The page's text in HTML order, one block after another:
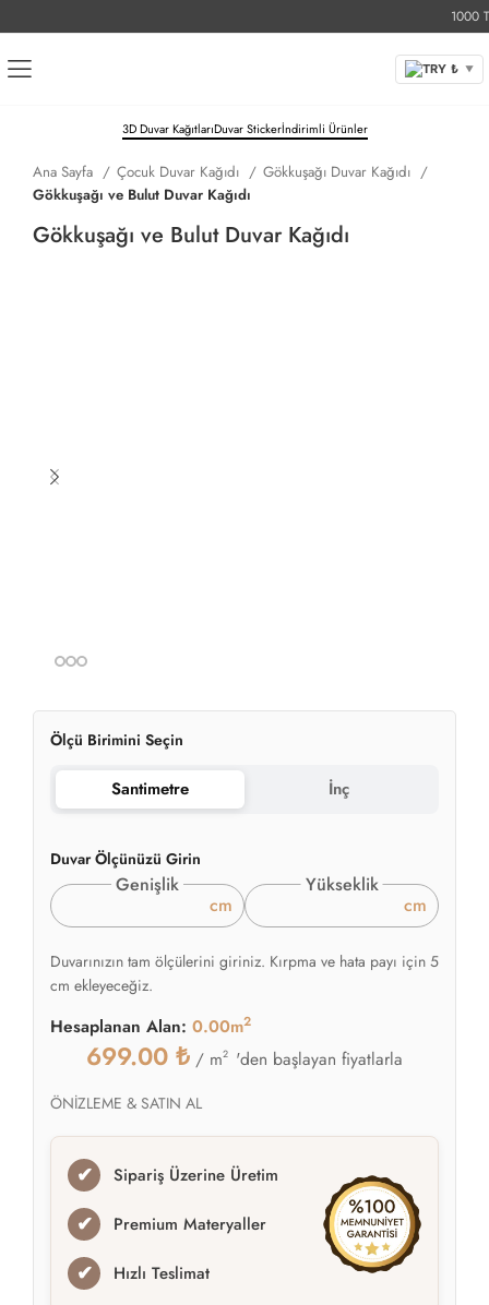
1000
TRY ₺ ▼
3D Duvar KağıtlarıDuvar Stickerİndirimli Ürünler
Ana Sayfa Çocuk Duvar Kağıdı
Gökkuşağı Duvar Kağıdı
Gökkuşağı ve Bulut Duvar Kağıdı
Gökkuşağı ve Bulut Duvar Kağıdı
Ölçü Birimini Seçin
Santimetre İnç
Duvar Ölçünüzü Girin
Genişlik
cm
Yükseklik
cm
Duvarınızın tam ölçülerini giriniz. Kırpma ve hata payı için 5
cm ekleyeceğiz.
Hesaplanan Alan: 0.00m2
699.00 ₺ / m2 'den başlayan fiyatlarla
ÖNİZLEME & SATIN AL
✔ Sipariş Üzerine Üretim
✔ Premium Materyaller
✔ Hızlı Teslimat